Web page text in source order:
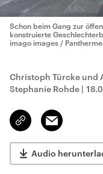
Schon beim Gang zur
konstruierte
imago images /
Christoph Türcke und
Stephanie Rohde |
Link
kopieren/teilen
Email
Audio